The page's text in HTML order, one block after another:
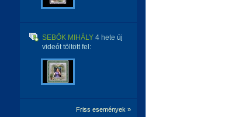
SEBŐK MIHÁLY 4 hete új
videót töltött fel:
Friss események »